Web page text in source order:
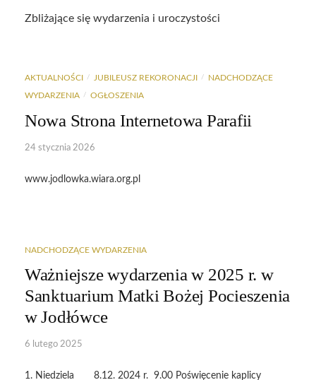
to
Zbliżające się wydarzenia i uroczystości
AKTUALNOŚCI / JUBILEUSZ REKORONACJI / NADCHODZĄCE
WYDARZENIA / OGŁOSZENIA
Nowa Strona Internetowa Parafii
24 stycznia 2026
www.jodlowka.wiara.org.pl
NADCHODZĄCE WYDARZENIA
Ważniejsze wydarzenia w 2025 r. w
Sanktuarium Matki Bożej Pocieszenia
w Jodłówce
6 lutego 2025
1. Niedziela 8.12. 2024 r. 9.00 Poświęcenie kaplicy